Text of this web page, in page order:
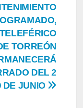
TORREÓN
DEL 2
DE JUNIO